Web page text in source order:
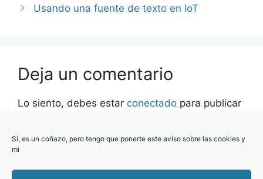
Si, es un coñazo, pero tengo que ponerte este aviso sobre las cookies y
mi
Usando una fuente de texto en IoT
Deja un comentario
Lo siento, debes estar conectado para publicar
Este sitio usa Akismet para reducir el spam.